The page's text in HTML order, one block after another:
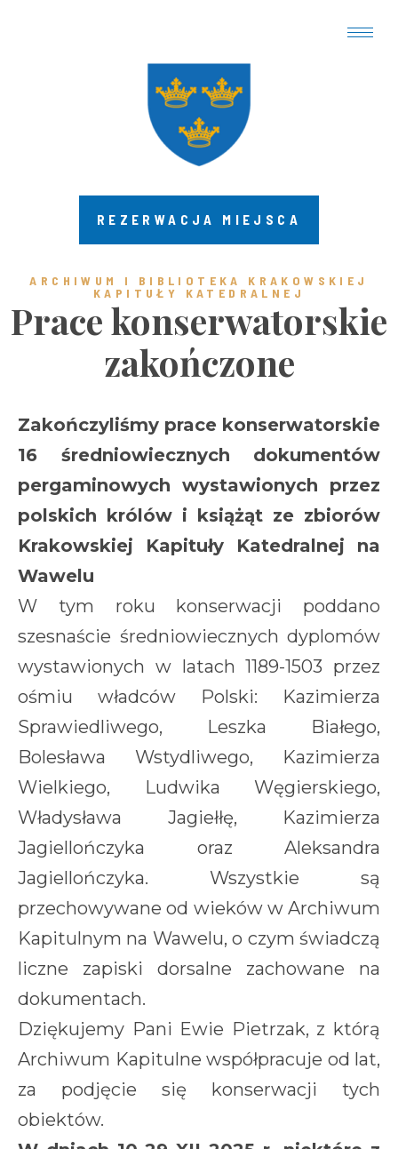
REZERWACJA MIEJSCA
ARCHIWUM I BIBLIOTEKA KRAKOWSKIEJ
KAPITUŁY KATEDRALNEJ
Prace konserwatorskie
zakończone
Zakończyliśmy prace konserwatorskie
16 średniowiecznych dokumentów
pergaminowych wystawionych przez
polskich królów i książąt ze zbiorów
Krakowskiej Kapituły Katedralnej na
Wawelu
W tym roku konserwacji poddano
szesnaście średniowiecznych dyplomów
wystawionych w latach 1189-1503 przez
ośmiu władców Polski: Kazimierza
Sprawiedliwego, Leszka Białego,
Bolesława Wstydliwego, Kazimierza
Wielkiego, Ludwika Węgierskiego,
Władysława Jagiełłę, Kazimierza
Jagiellończyka oraz Aleksandra
Jagiellończyka. Wszystkie są
przechowywaneod wieków w Archiwum
Kapitulnym na Wawelu, o czym świadczą
liczne zapiski dorsalne zachowane na
dokumentach.
Dziękujemy Pani Ewie Pietrzak, z którą
Archiwum Kapitulne współpracuje od lat,
za podjęcie się konserwacji tych
obiektów.